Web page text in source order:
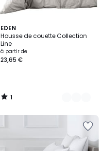
EDEN
Housse de couette Collection
Line
à partir de
23,65 €
1
/
5
9
Couleurs
1
/